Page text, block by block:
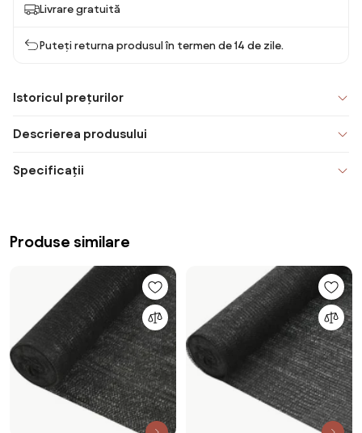
Livrare gratuită
Puteți returna produsul în termen de 14 de zile.
Istoricul prețurilor
Descrierea produsului
Specificații
Produse similare